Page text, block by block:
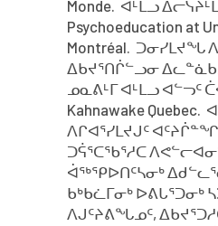
Monde. ᐊᒻᒪᓗ
Psychoeducation at
Montréal. ᑐᓂᓯᒪᔪᖓ
ᐃᑲᔪᕐᑎᒌᓪᓗᓂ
ᓄᓇᕕᒻᒥ ᐊᒻᒪᓗ ᐊᓪᓓᑦ
Kahnawake Quebec.
ᐱᒋᐊᕐᓯᒪᔪᒍᑦ
ᑐᕌᕐᑕᖃᕐᓱᑕ
ᐋᖅᕿᐅᑎᑦᓴᓂᒃ
ᑲᒃᑲᓛᒥᓂᒃ ᐅᕕᒐᕐᑐᓂᒃ
ᐱᒍᑦᔨᕕᖓᓄᑦ,